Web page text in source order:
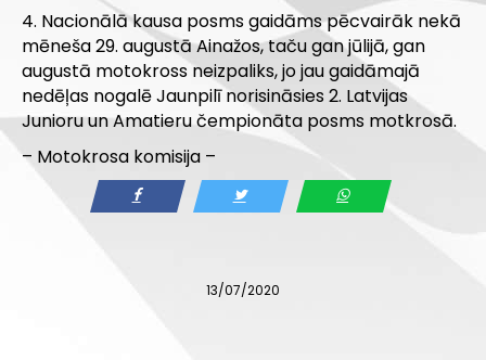
4. Nacionālā kausa posms gaidāms pēcvairāk nekā
mēneša 29. augustā Ainažos, taču gan jūlijā, gan
augustā motokross neizpaliks, jo jau gaidāmajā
nedēļas nogalē Jaunpilī norisināsies 2. Latvijas
Junioru un Amatieru čempionāta posms motkrosā.
– Motokrosa komisija –
13/07/2020